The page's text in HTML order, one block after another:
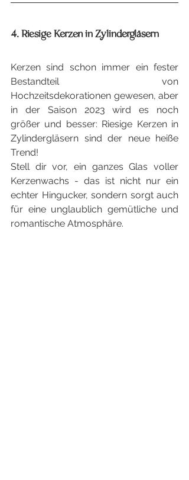
4. Riesige Kerzen in Zylindergläsern
Kerzen sind schon immer ein fester
Bestandteil von
Hochzeitsdekorationen gewesen, aber
in der Saison 2023 wird es noch
größer und besser: Riesige Kerzen in
Zylindergläsern sind der neue heiße
Trend!
Stell dir vor, ein ganzes Glas voller
Kerzenwachs - das ist nicht nur ein
echter Hingucker, sondern sorgt auch
für eine unglaublich gemütliche und
romantische Atmosphäre.